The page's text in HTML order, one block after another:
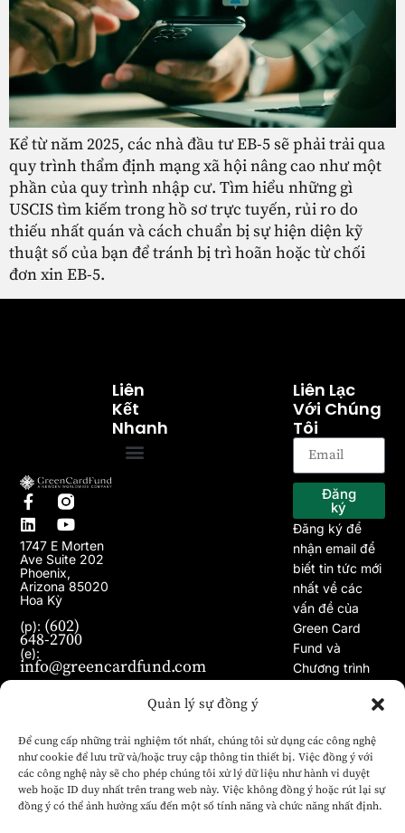
Quản lý sự đồng ý
Để cung cấp những trải nghiệm tốt nhất, chúng tôi sử dụng các công nghệ
như cookie để lưu trữ và/hoặc truy cập thông tin thiết bị. Việc đồng ý với
các công nghệ này sẽ cho phép chúng tôi xử lý dữ liệu như hành vi duyệt
web hoặc ID duy nhất trên trang web này. Việc không đồng ý hoặc rút lại sự
đồng ý có thể ảnh hưởng xấu đến một số tính năng và chức năng nhất định.
Kể từ năm 2025, các nhà đầu tư EB-5 sẽ phải trải qua
quy trình thẩm định mạng xã hội nâng cao như một
phần của quy trình nhập cư. Tìm hiểu những gì
USCIS tìm kiếm trong hồ sơ trực tuyến, rủi ro do
thiếu nhất quán và cách chuẩn bị sự hiện diện kỹ
thuật số của bạn để tránh bị trì hoãn hoặc từ chối
đơn xin EB-5.
1747 E Morten
Ave Suite 202
Phoenix,
Arizona 85020
Hoa Kỳ
(p): (602)
648-2700
(e):
info@greencardfund.com
Liên
Kết
Nhanh
Liên Lạc
Với Chúng
Tôi
Đăng
ký
Đăng ký để
nhận email để
biết tin tức mới
nhất về các
vấn đề của
Green Card
Fund và
Chương trình